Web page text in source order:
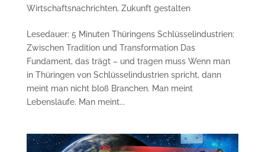
Wirtschaftsnachrichten, Zukunft gestalten
Lesedauer: 5 Minuten Thüringens Schlüsselindustrien:
Zwischen Tradition und Transformation Das
Fundament, das trägt – und tragen muss Wenn man
in Thüringen von Schlüsselindustrien spricht, dann
meint man nicht bloß Branchen. Man meint
Lebensläufe. Man meint...